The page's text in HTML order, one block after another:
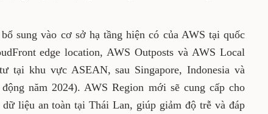
dùng cuối từ các trung tâm dữ liệu đặt tại
sẽ bổ sung vào cơ sở hạ tầng hiện có của
10 Amazon CloudFront edge location, AWS
Đây là AWS Region thứ tư tại khu vực